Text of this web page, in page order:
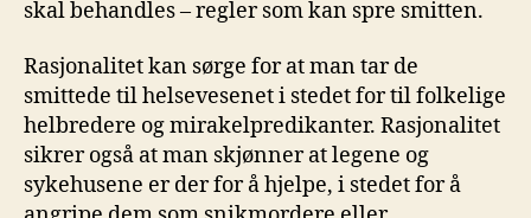
skal behandles – regler som kan spre smitten.
Rasjonalitet kan sørge for at man tar de
smittede til helsevesenet i stedet for til folkelige
helbredere og mirakelpredikanter. Rasjonalitet
sikrer også at man skjønner at legene og
sykehusene er der for å hjelpe, i stedet for å